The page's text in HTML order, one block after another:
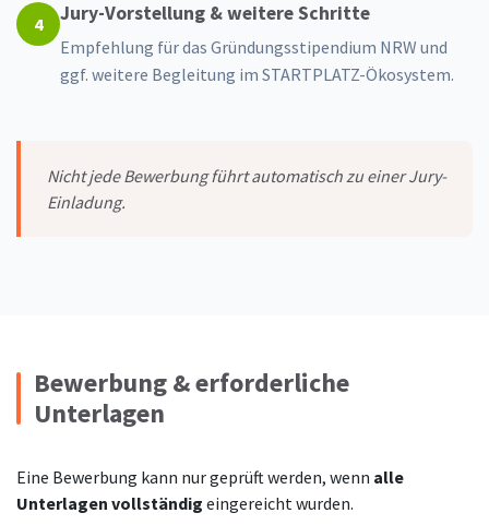
4 Jury-Vorstellung & weitere Schritte
Empfehlung für das Gründungsstipendium NRW und
ggf. weitere Begleitung im STARTPLATZ-Ökosystem.
Nicht jede Bewerbung führt automatisch zu einer Jury-
Einladung.
Bewerbung & erforderliche
Unterlagen
Eine Bewerbung kann nur geprüft werden, wenn alle
Unterlagen vollständig eingereicht wurden.